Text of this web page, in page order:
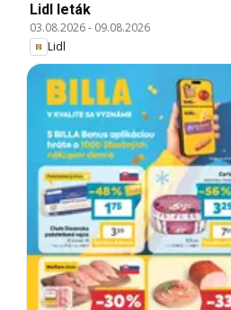
Lidl leták
03.08.2026- 09.08.2026
Lidl